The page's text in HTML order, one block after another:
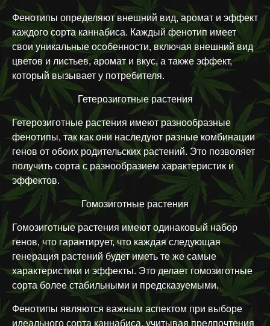
Фенотипы определяют внешний вид, аромат и эффект
каждого сорта каннабиса. Каждый фенотип имеет
свои уникальные особенности, включая внешний вид
цветов и листьев, аромат и вкус, а также эффект,
который вызывает у потребителя.
Гетерозиготные растения
Гетерозиготные растения имеют разнообразные
фенотипы, так как они наследуют разные комбинации
генов от обоих родительских растений. Это позволяет
получить сорта с разнообразием характеристик и
эффектов.
Гомозиготные растения
Гомозиготные растения имеют одинаковый набор
генов, что гарантирует, что каждая следующая
генерация растений будет иметь те же самые
характеристики и эффекты. Это делает гомозиготные
сорта более стабильными и предсказуемыми.
Фенотипы являются важным аспектом при выборе
идеального сорта каннабиса, учитывая предпочтения